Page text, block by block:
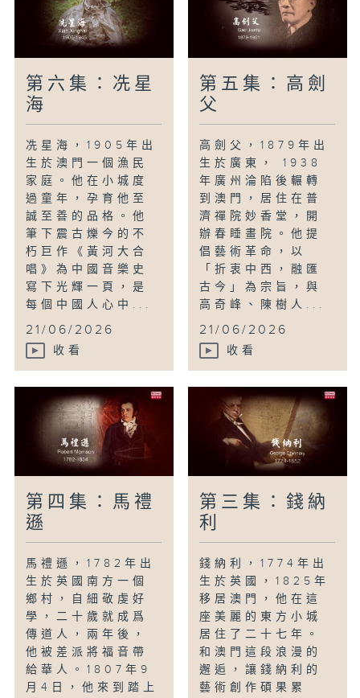
第六集：冼星
海
冼星海，1905年出
生於澳門一個漁民
家庭。他在小城度
過童年，孕育他至
誠至善的品格。他
筆下震古爍今的不
朽巨作《黃河大合
唱》為中國音樂史
寫下光輝一頁，是
每個中國人心中...
21/06/2026
收看
第五集：高劍
父
高劍父，1879年出
生於廣東， 1938
年廣州淪陷後輾轉
到澳門，居住在普
濟禪院妙香堂，開
辦春睡畫院。他提
倡藝術革命，以
「折衷中西，融匯
古今」為宗旨，與
高奇峰、陳樹人...
21/06/2026
收看
第四集：馬禮
遜
馬禮遜，1782年出
生於英國南方一個
鄉村，自細敬虔好
學，二十歲就成爲
傳道人，兩年後，
他被差派將福音帶
給華人。1807年9
月4日，他來到踏上
第三集：錢納
利
錢納利，1774年出
生於英國，1825年
移居澳門，他在這
座美麗的東方小城
居住了二十七年。
和澳門這段浪漫的
邂逅，讓錢納利的
藝術創作碩果累